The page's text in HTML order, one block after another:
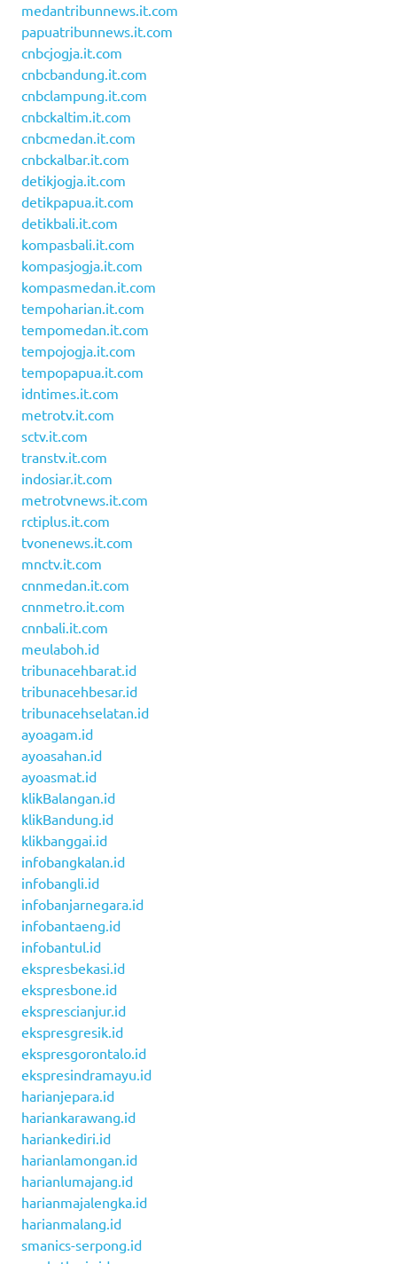
medantribunnews.it.com
papuatribunnews.it.com
cnbcjogja.it.com
cnbcbandung.it.com
cnbclampung.it.com
cnbckaltim.it.com
cnbcmedan.it.com
cnbckalbar.it.com
detikjogja.it.com
detikpapua.it.com
detikbali.it.com
kompasbali.it.com
kompasjogja.it.com
kompasmedan.it.com
tempoharian.it.com
tempomedan.it.com
tempojogja.it.com
tempopapua.it.com
idntimes.it.com
metrotv.it.com
sctv.it.com
transtv.it.com
indosiar.it.com
metrotvnews.it.com
rctiplus.it.com
tvonenews.it.com
mnctv.it.com
cnnmedan.it.com
cnnmetro.it.com
cnnbali.it.com
meulaboh.id
tribunacehbarat.id
tribunacehbesar.id
tribunacehselatan.id
ayoagam.id
ayoasahan.id
ayoasmat.id
klikBalangan.id
klikBandung.id
klikbanggai.id
infobangkalan.id
infobangli.id
infobanjarnegara.id
infobantaeng.id
infobantul.id
ekspresbekasi.id
ekspresbone.id
eksprescianjur.id
ekspresgresik.id
ekspresgorontalo.id
ekspresindramayu.id
harianjepara.id
hariankarawang.id
hariankediri.id
harianlamongan.id
harianlumajang.id
harianmajalengka.id
harianmalang.id
smanics-serpong.id